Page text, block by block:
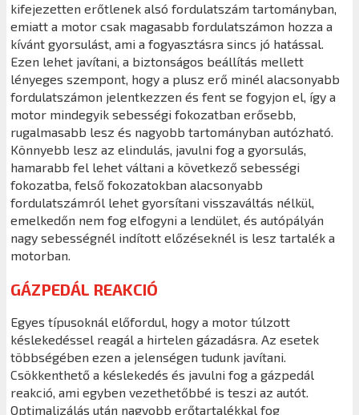
kifejezetten erőtlenek alsó fordulatszám tartományban,
emiatt a motor csak magasabb fordulatszámon hozza a
kívánt gyorsulást, ami a fogyasztásra sincs jó hatással.
Ezen lehet javítani, a biztonságos beállítás mellett
lényeges szempont, hogy a plusz erő minél alacsonyabb
fordulatszámon jelentkezzen és fent se fogyjon el, így a
motor mindegyik sebességi fokozatban erősebb,
rugalmasabb lesz és nagyobb tartományban autózható.
Könnyebb lesz az elindulás, javulni fog a gyorsulás,
hamarabb fel lehet váltani a következő sebességi
fokozatba, felső fokozatokban alacsonyabb
fordulatszámról lehet gyorsítani visszaváltás nélkül,
emelkedőn nem fog elfogyni a lendület, és autópályán
nagy sebességnél indított előzéseknél is lesz tartalék a
motorban.
GÁZPEDÁL REAKCIÓ
Egyes típusoknál előfordul, hogy a motor túlzott
késlekedéssel reagál a hirtelen gázadásra. Az esetek
többségében ezen a jelenségen tudunk javítani.
Csökkenthető a késlekedés és javulni fog a gázpedál
reakció, ami egyben vezethetőbbé is teszi az autót.
Optimalizálás után nagyobb erőtartalékkal fog